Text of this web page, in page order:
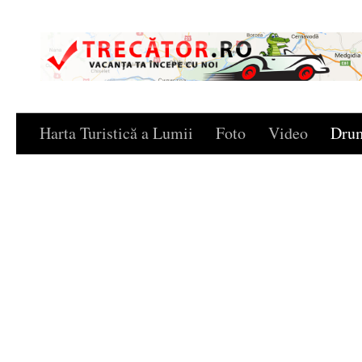
Skip to content
Harta Turistică a Lumii Foto Video